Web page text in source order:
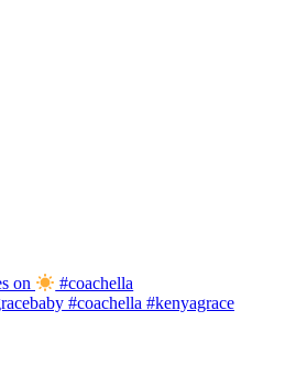
on
#coachella
#coachella #kenyagrace